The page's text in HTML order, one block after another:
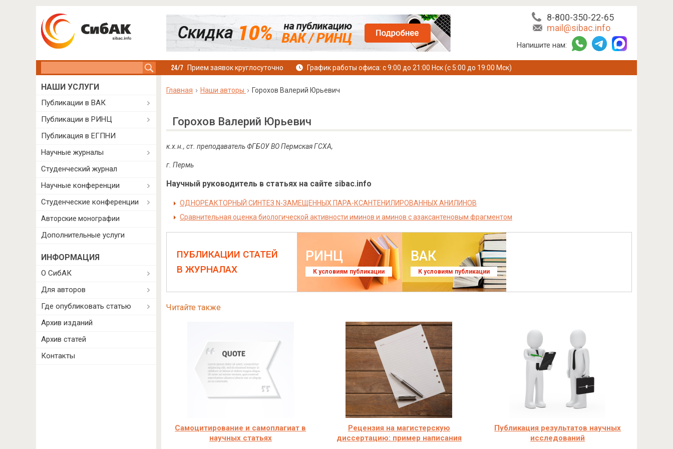
8-800-350-22-65
mail@sibac.info
Напишите нам:
Прием заявок круглосуточно График работы офиса: с 9:00 до 21:00 Нск (с 5:00 до 19:00 Мск)
Главная Наши авторы Горохов Валерий Юрьевич
Горохов Валерий Юрьевич
к.х.н., ст. преподаватель ФГБОУ ВО Пермская ГСХА,
г. Пермь​
Научный руководитель в статьях на сайте sibac.info
ОДНОРЕАКТОРНЫЙ СИНТЕЗ N-ЗАМЕЩЕННЫХ ПАРА-КСАНТЕНИЛИРОВАННЫХ АНИЛИНОВ
Сравнительная оценка биологической активности иминов и аминов с азаксантеновым фрагментом
ПУБЛИКАЦИИ СТАТЕЙ
В ЖУРНАЛАХ
РИНЦ
К условиям публикации
ВАК
К условиям публикации
Читайте также
Самоцитирование и самоплагиат в
научных статьях
Рецензия на магистерскую
диссертацию: пример написания
Публикация результатов научных
исследований
НАШИ УСЛУГИ
Публикации в ВАК
Публикации в РИНЦ
Публикация в ЕГПНИ
Научные журналы
Студенческий журнал
Научные конференции
Студенческие конференции
Авторские монографии
Дополнительные услуги
ИНФОРМАЦИЯ
О СибАК
Для авторов
Где опубликовать статью
Архив изданий
Архив статей
Контакты